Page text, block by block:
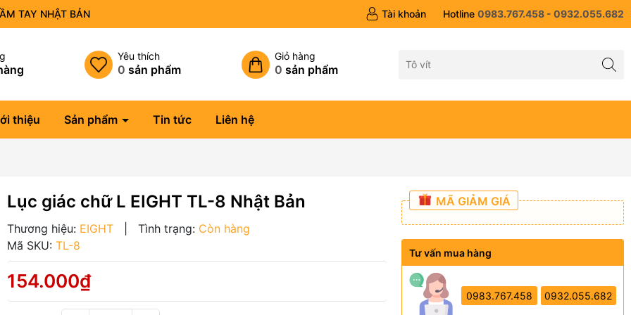
TAY NHẬT BẢN Tài khoản Hotline 0983.767.458 - 0932.055.682
Yêu thích
0 sản phẩm
Giỏ hàng
0 sản phẩm
thiệu Sản phẩm Tin tức Liên hệ
Lục giác chữ L EIGHT TL-8 Nhật Bản
Thương hiệu: EIGHT Tình trạng: Còn hàng
Mã SKU: TL-8
154.000₫
MÃ GIẢM GIÁ
Tư vấn mua hàng
0983.767.458 0932.055.682